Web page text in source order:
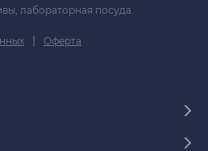
лабораторная посуда.
| Оферта